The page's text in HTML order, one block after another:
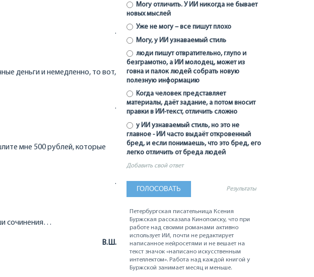
.
деньги и немедленно, то вот,
.
мне 500 рублей, которые
.
сочинения…
В.Ш.
Могу отличить. У ИИ никогда не бывает
новых мыслей
Уже не могу – все пишут плохо
Могу, у ИИ узнаваемый стиль
люди пишут отвратительно, глупо и
безграмотно, а ИИ молодец, может из
говна и палок людей собрать новую
полезную информацию
Когда человек представляет
материалы, даёт задание, а потом вносит
правки в ИИ-текст, отличить сложно
у ИИ узнаваемый стиль, но это не
главное - ИИ часто выдаёт откровенный
бред, и если понимаешь, что это бред, его
легко отличить от бреда людей
Добавить свой ответ
Результаты
Петербургская писательница Ксения
Буржская рассказала Кинопоиску, что при
работе над своими романами активно
использует ИИ, почти не редактирует
написанное нейросетями и не вешает на
текст значок «написано искусственным
интеллектом». Работа над каждой книгой у
Буржской занимает месяц и меньше.